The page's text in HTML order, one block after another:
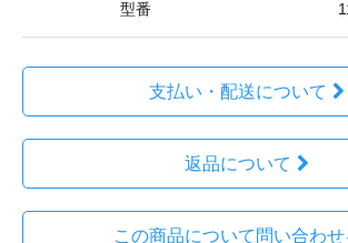
型番
支払い・配送について
返品について
この商品について問い合わせ